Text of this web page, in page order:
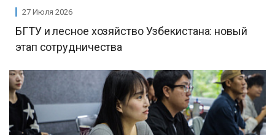
27 Июля 2026
БГТУ и лесное хозяйство Узбекистана: новый
этап сотрудничества